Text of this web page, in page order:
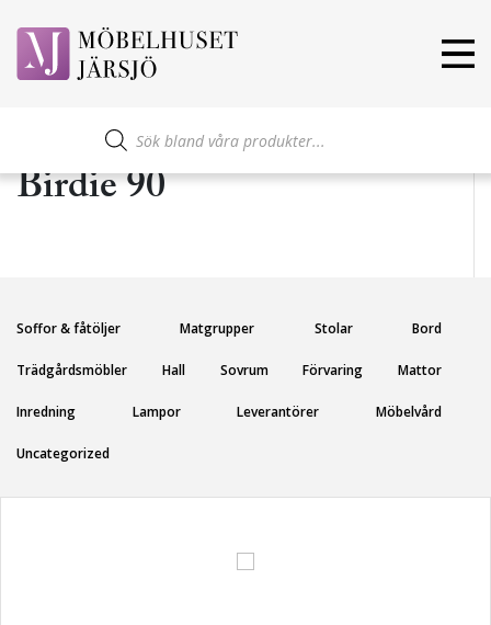
Produktsökning
Birdie 90
Soffor & fåtöljer Matgrupper Stolar Bord
Trädgårdsmöbler Hall Sovrum Förvaring Mattor
Inredning Lampor Leverantörer Möbelvård
Uncategorized